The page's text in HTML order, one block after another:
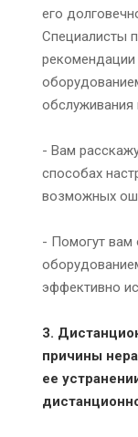
его
Специалисты
рекомендации
обслуживания
- Вам
способах
возможных
- Помогут вам
эффективно
3.
причины
ее